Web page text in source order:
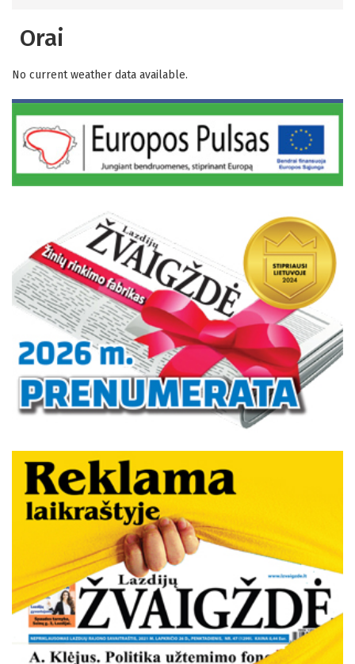
Orai
No current weather data available.